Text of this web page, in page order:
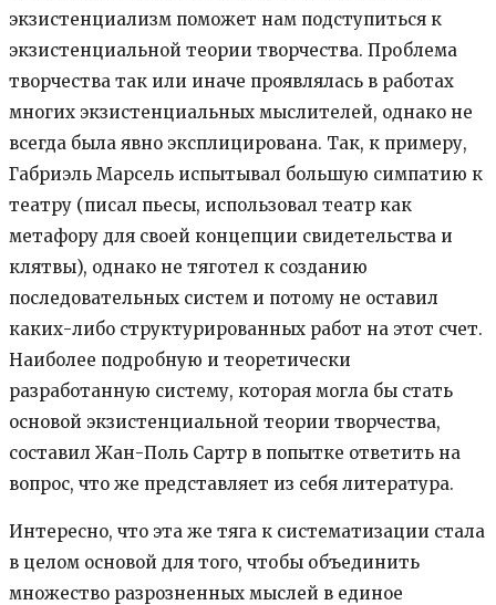
экзистенциализм поможет нам подступиться к
экзистенциальной теории творчества. Проблема
творчества так или иначе проявлялась в работах
многих экзистенциальных мыслителей, однако не
всегда была явно эксплицирована. Так, к примеру,
Габриэль Марсель испытывал большую симпатию к
театру (писал пьесы, использовал театр как
метафору для своей концепции свидетельства и
клятвы), однако не тяготел к созданию
последовательных систем и потому не оставил
каких-либо структурированных работ на этот счет.
Наиболее подробную и теоретически
разработанную систему, которая могла бы стать
основой экзистенциальной теории творчества,
составил Жан-Поль Сартр в попытке ответить на
вопрос, что же представляет из себя литература.
Интересно, что эта же тяга к систематизации стала
в целом основой для того, чтобы объединить
множество разрозненных мыслей в единое